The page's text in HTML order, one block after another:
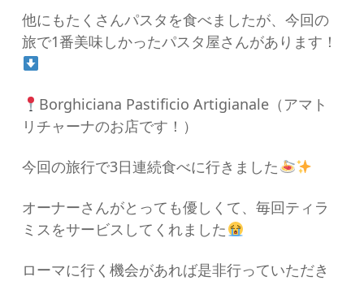
他にもたくさんパスタを食べましたが、今回の
旅で1番美味しかったパスタ屋さんがあります！
Borghiciana Pastificio Artigianale（アマト
リチャーナのお店です！）
今回の旅行で3日連続食べに行きました
オーナーさんがとっても優しくて、毎回ティラ
ミスをサービスしてくれました
ローマに行く機会があれば是非行っていただき